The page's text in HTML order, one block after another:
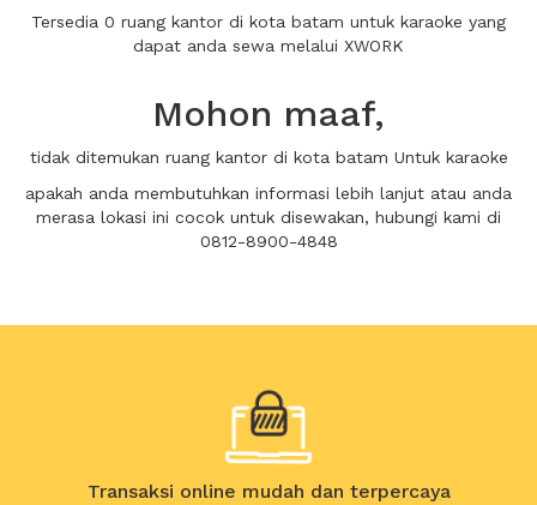
Tersedia 0 ruang kantor di kota batam untuk karaoke yang
dapat anda sewa melalui XWORK
Mohon maaf,
tidak ditemukan ruang kantor di kota batam Untuk karaoke
apakah anda membutuhkan informasi lebih lanjut atau anda
merasa lokasi ini cocok untuk disewakan, hubungi kami di
0812-8900-4848
Transaksi online mudah dan terpercaya